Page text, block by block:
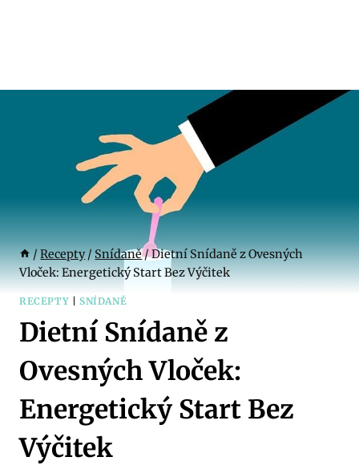
/Recepty/Snídaně/Dietní Snídaně z Ovesných
Vloček: Energetický Start Bez Výčitek
RECEPTY SNÍDANĚ
Dietní Snídaně z
Ovesných Vloček:
Energetický Start Bez
Výčitek